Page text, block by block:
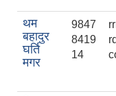
थम
बहादुर
घर्ति
मगर
9847
8419
14